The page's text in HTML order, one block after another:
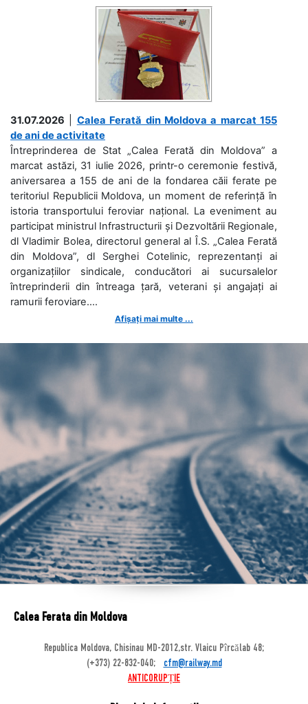
31.07.2026
Calea Ferată din Moldova a marcat 155
de ani de activitate
Întreprinderea de Stat „Calea Ferată din Moldova” a
marcat astăzi, 31 iulie 2026, printr-o ceremonie festivă,
aniversarea a 155 de ani de la fondarea căii ferate pe
teritoriul Republicii Moldova, un moment de referință în
istoria transportului feroviar național. La eveniment au
participat ministrul Infrastructurii și Dezvoltării Regionale,
dl Vladimir Bolea, directorul general al Î.S. „Calea Ferată
din Moldova”, dl Serghei Cotelinic, reprezentanți ai
organizațiilor sindicale, conducători ai sucursalelor
întreprinderii din întreaga țară, veterani și angajați ai
ramurii feroviare....
Afișați mai multe ...
Calea Ferata din Moldova
Republica Moldova, Chisinau MD-2012,str. Vlaicu Pîrcălab 48;
(+373) 22-832-040;
cfm@railway.md
ANTICORUPȚIE